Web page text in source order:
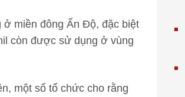
miền đông Ấn Độ, đặc biệt
còn được sử dụng ở vùng
một số tổ chức cho rằng